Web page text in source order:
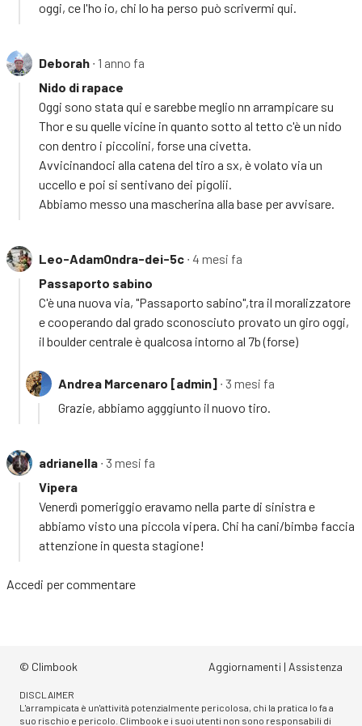
oggi, ce l'ho io, chi lo ha perso può scrivermi qui.
Deborah ∙ 1 anno fa
Nido di rapace
Oggi sono stata qui e sarebbe meglio nn arrampicare su
Thor e su quelle vicine in quanto sotto al tetto c'è un nido
con dentro i piccolini, forse una civetta.
Avvicinandoci alla catena del tiro a sx, è volato via un
uccello e poi si sentivano dei pigolii.
Abbiamo messo una mascherina alla base per avvisare.
Leo-AdamOndra-dei-5c ∙ 4 mesi fa
Passaporto sabino
C'è una nuova via, "Passaporto sabino",tra il moralizzatore
e cooperando dal grado sconosciuto provato un giro oggi,
il boulder centrale è qualcosa intorno al 7b (forse)
Andrea Marcenaro [admin] ∙ 3 mesi fa
Grazie, abbiamo agggiunto il nuovo tiro.
adrianella ∙ 3 mesi fa
Vipera
Venerdì pomeriggio eravamo nella parte di sinistra e
abbiamo visto una piccola vipera. Chi ha cani/bimbə faccia
attenzione in questa stagione!
Accedi per commentare
© Climbook Aggiornamenti | Assistenza
DISCLAIMER
L'arrampicata è un'attività potenzialmente pericolosa, chi la pratica lo fa a
suo rischio e pericolo. Climbook e i suoi utenti non sono responsabili di